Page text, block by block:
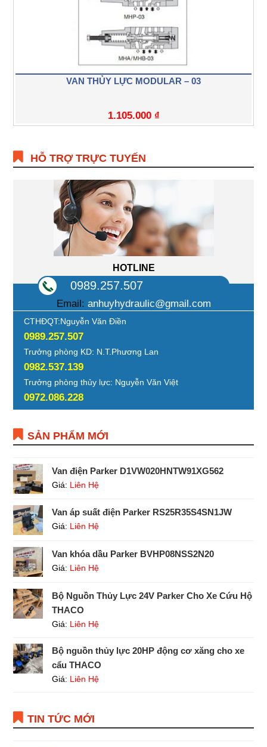
VAN THỦY LỰC MODULAR – 03
1.105.000 ₫
HỖ TRỢ TRỰC TUYẾN
HOTLINE
0989.257.507
Email: anhuyhydraulic@gmail.com
CTHĐQT:Nguyễn Văn Điền
0989.257.507
Trưởng phòng KD: N.T.Phương Lan
0982.537.139
Trưởng phòng thủy lực: Nguyễn Văn Việt
0972.086.228
SẢN PHẨM MỚI
Van điện Parker D1VW020HNTW91XG562
Giá: Liên Hệ
Van áp suất điện Parker RS25R35S4SN1JW
Giá: Liên Hệ
Van khóa dầu Parker BVHP08NSS2N20
Giá: Liên Hệ
Bộ Nguồn Thủy Lực 24V Parker Cho Xe Cứu Hộ
THACO
Giá: Liên Hệ
Bộ nguồn thủy lực 20HP động cơ xăng cho xe
cẩu THACO
Giá: Liên Hệ
TIN TỨC MỚI